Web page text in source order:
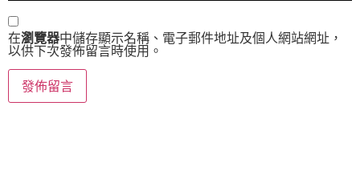
在瀏覽器中儲存顯示名稱、電子郵件地址及個人網站網址，
以供下次發佈留言時使用。